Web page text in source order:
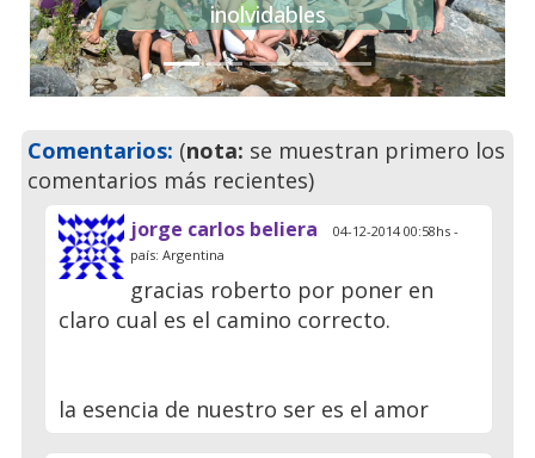
inolvidables
Comentarios: (nota: se muestran primero los
comentarios más recientes)
jorge carlos beliera 04-12-2014 00:58hs -
país: Argentina
gracias roberto por poner en
claro cual es el camino correcto.
la esencia de nuestro ser es el amor